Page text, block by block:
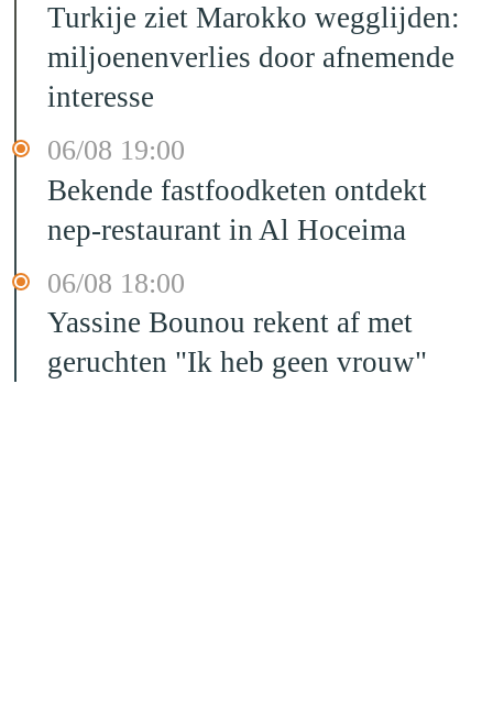
Turkije ziet Marokko wegglijden:
miljoenenverlies door afnemende
interesse
06/08 19:00
Bekende fastfoodketen ontdekt
nep-restaurant in Al Hoceima
06/08 18:00
Yassine Bounou rekent af met
geruchten "Ik heb geen vrouw"